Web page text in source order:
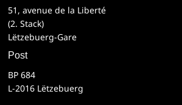
51, avenue de la Liberté
(2. Stack)
Lëtzebuerg-Gare
Post
BP 684
L-2016 Lëtzebuerg